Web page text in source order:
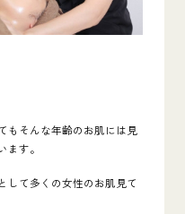
もそんな年齢のお肌には見
ます。
して多くの女性のお肌見て